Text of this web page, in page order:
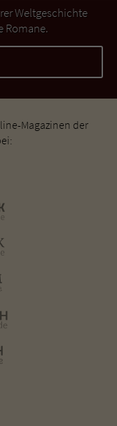
Weltgeschichte
Romane.
Magazinen der